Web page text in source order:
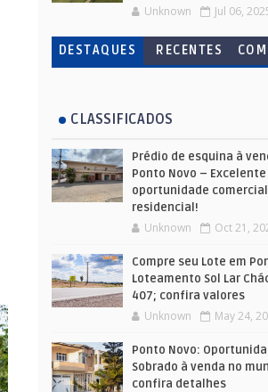
Unknown Jul 06,
DESTAQUES RECENTES
CLASSIFICADOS
Prédio de esquina à
Ponto Novo – Excelente
oportunidade
residencial!
Unknown Oct 21,
Compre seu Lote em
Loteamento Sol Lar
407; confira valores
Unknown May 24,
Ponto Novo:
Sobrado à venda no
confira detalhes